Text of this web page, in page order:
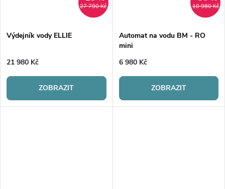
27 790 Kč
Výdejník vody ELLIE
21 980 Kč
ZOBRAZIT
10 980 Kč
Automat na vodu BM - RO
mini
6 980 Kč
ZOBRAZIT